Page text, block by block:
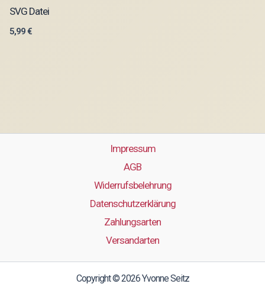
SVG Datei
5,99€
Impressum
AGB
Widerrufsbelehrung
Datenschutzerklärung
Zahlungsarten
Versandarten
Copyright © 2026 Yvonne Seitz